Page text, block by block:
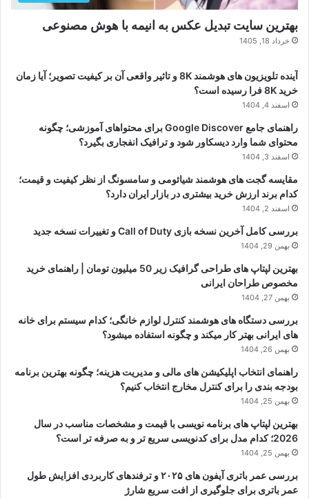
بهترین سایت تبدیل عکس به انیمه با هوش مصنوعی
خرداد 18, 1405
آینده تلویزیون های هوشمند 8K و تاثیر واقعی آن بر کیفیت تصویر؛ آیا زمان
خرید 8K فرا رسیده است؟
اسفند 4, 1404
راهنمای جامع Google Discover برای محتواهای آموزشی؛ چگونه
محتوای شما وارد دیسکاور شود و ترافیک انفجاری بگیرد؟
اسفند 3, 1404
مقایسه گجت های هوشمند شیائومی و سامسونگ از نظر کیفیت و قیمت؛
کدام برند ارزش خرید بیشتری در بازار ایران دارد؟
اسفند 2, 1404
بررسی کامل آخرین نسخه بازی Call of Duty و تغییرات نسخه جدید
بهمن 29, 1404
بهترین لپتاپ های طراحی گرافیک زیر 50 میلیون تومان | راهنمای خرید
مخصوص طراحان ایرانی
بهمن 27, 1404
بررسی دستگاه های هوشمند کنترل لوازم خانگی؛ کدام سیستم برای خانه
های ایرانی بهتر کار میکند و چگونه استفاده میشود؟
بهمن 26, 1404
راهنمای انتخاب اپلیکیشن های مالی و مدیریت هزینه؛ چگونه بهترین برنامه
بودجه بندی را برای کنترل مخارج انتخاب کنیم؟
بهمن 25, 1404
بهترین لپتاپ های برنامه نویسی با قیمت و مشخصات مناسب در سال
2026؛ کدام مدل برای کدنویسی سریع تر و به صرفه تر است؟
بهمن 25, 1404
بررسی عمر باتری آیفون های ۲۰۲۵ و ترفندهای کاربردی افزایش طول
عمر باتری برای جلوگیری از افت سریع شارژ